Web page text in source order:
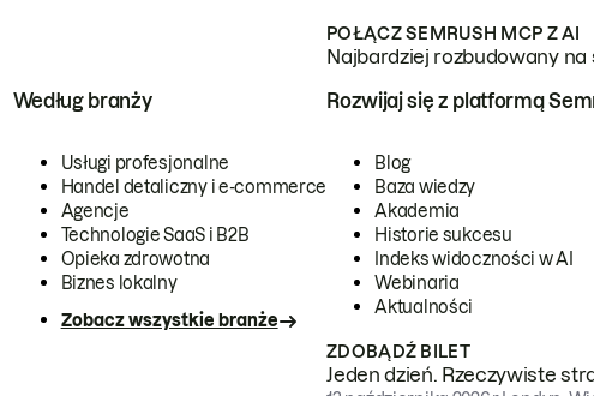
POŁĄCZ SEMRUSH MCP Z AI
Najbardziej rozbudowany
Według branży
Usługi profesjonalne
Handel detaliczny i e-commerce
Agencje
Technologie SaaS i B2B
Opieka zdrowotna
Biznes lokalny
Zobacz wszystkie branże
Rozwijaj się z platformą
Blog
Baza wiedzy
Akademia
Historie sukcesu
Indeks widoczności w AI
Webinaria
Aktualności
ZDOBĄDŹ BILET
Jeden dzień. Rzeczywiste